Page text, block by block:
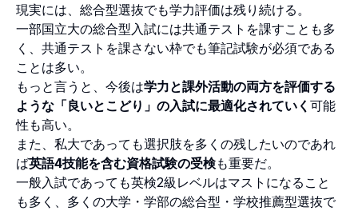
現実には、総合型選抜でも学力評価は残り続ける。
一部国立大の総合型入試には共通テストを課すことも多
く、共通テストを課さない枠でも筆記試験が必須である
ことは多い。
もっと言うと、今後は学力と課外活動の両方を評価する
ような「良いとこどり」の入試に最適化されていく 可能
性も高い。
また、私大であっても選択肢を多くの残したいのであれ
ば英語4技能を含む資格試験の受検も重要だ。
一般入試であっても英検2級レベルはマストになること
も多く、多くの大学・学部の総合型・学校推薦型選抜で